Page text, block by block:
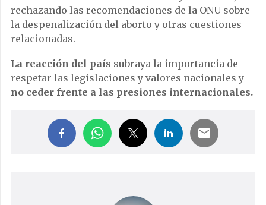
rechazando las recomendaciones de la ONU sobre
la despenalización del aborto y otras cuestiones
relacionadas.
La reacción del país subraya la importancia de
respetar las legislaciones y valores nacionales y
no ceder frente a las presiones internacionales.